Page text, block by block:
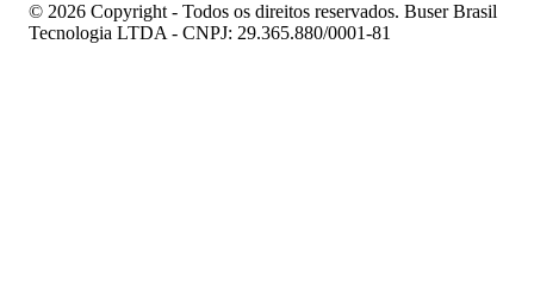
© 2026 Copyright - Todos os direitos reservados. Buser Brasil
Tecnologia LTDA - CNPJ: 29.365.880/0001-81